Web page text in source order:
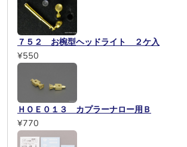
７５２ お椀型ヘッドライト ２ケ入
¥550
ＨＯＥ０１３ カプラーナロー用Ｂ
¥770